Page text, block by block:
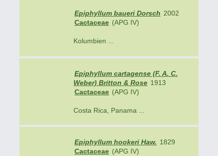
Epiphyllum baueri Dorsch 2002
Cactaceae (APG IV)
Kolumbien ...
Epiphyllum cartagense (F. A. C.
Weber) Britton & Rose 1913
Cactaceae (APG IV)
Costa Rica, Panama ...
Epiphyllum hookeri Haw. 1829
Cactaceae (APG IV)